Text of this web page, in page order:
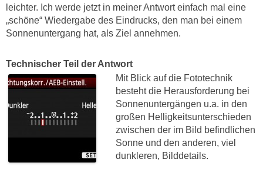
leichter. Ich werde jetzt in meiner Antwort einfach mal eine
„schöne“ Wiedergabe des Eindrucks, den man bei einem
Sonnenuntergang hat, als Ziel annehmen.
Technischer Teil der Antwort
Mit Blick auf die Fototechnik
besteht die Herausforderung bei
Sonnenuntergängen u.a. in den
großen Helligkeitsunterschieden
zwischen der im Bild befindlichen
Sonne und den anderen, viel
dunkleren, Bilddetails.